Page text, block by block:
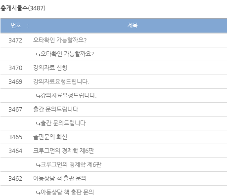
총게시물수(3487)
번호 제목
3472 오타확인 가능할까요?
오타확인 가능할까요?
3470
강의자료 신청
3469
강의자료요청드립니다.
강의자료요청드립니다.
3467
출간 문의드립니다
출간 문의드립니다
3465
출판문의 회신
3464
크루그먼의 경제학 제6판
크루그먼의 경제학 제6판
3462
아동상담 책 출판 문의
아동상담 책 출판 문의